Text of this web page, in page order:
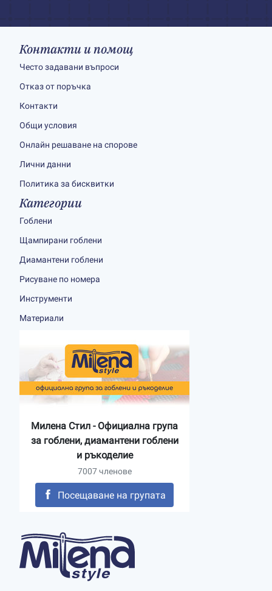
Контакти и помощ
Често задавани въпроси
Отказ от поръчка
Контакти
Общи условия
Онлайн решаване на спорове
Лични данни
Политика за бисквитки
Категории
Гоблени
Щампирани гоблени
Диамантени гоблени
Рисуване по номера
Инструменти
Материали
Милена Стил - Официална група
за гоблени, диамантени гоблени
и ръкоделие
7007 членове
Посещаване на групата